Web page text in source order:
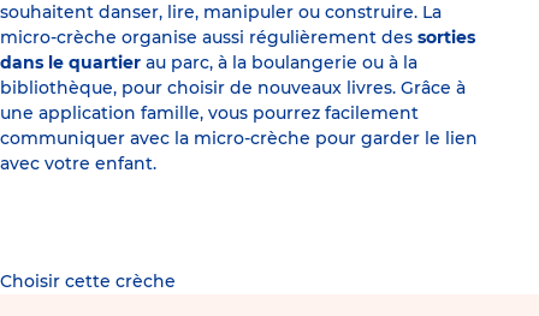
souhaitent danser, lire, manipuler ou construire. La
micro-crèche organise aussi régulièrement des sorties
dans le quartier au parc, à la boulangerie ou à la
bibliothèque, pour choisir de nouveaux livres. Grâce à
une application famille, vous pourrez facilement
communiquer avec la micro-crèche pour garder le lien
avec votre enfant.
Choisir cette crèche